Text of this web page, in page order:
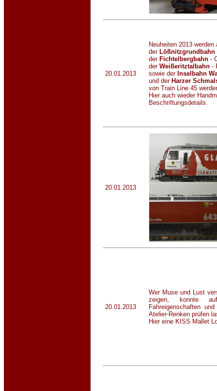
20.01.2013
Neuheiten 2013
der Lößnitzgrundbahn
der Fichtelbergbahn -
der Weißeritztalbahn -
sowie der Inselbahn
und der Harzer
von Train Line 45
Hier auch wieder
Beschriftungsdetails.
20.01.2013
20.01.2013
Wer Muse und Lust
zeigen, konnte
Fahreigenschaften
Atelier-Renken prüfen
Hier eine KISS Mallet